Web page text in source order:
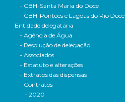
- CBH-Santa Maria do Doce
- CBH-Pontões e Lagoas do Rio Doce
Entidade delegatária
- Agência de Água
- Resolução de delegação
- Associados
- Estatuto e alterações
- Extratos das dispensas
- Contratos
- 2020